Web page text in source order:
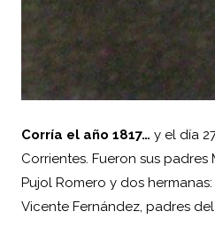
Corría el año 1817… y el día
Corrientes. Fueron sus
Pujol Romero y dos
Vicente Fernández, padres